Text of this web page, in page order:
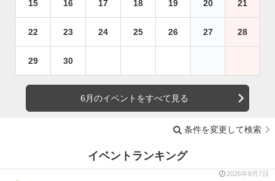
15 16 17 18 19 20 21
22 23 24 25 26 27 28
29 30
6月のイベントをすべて見る
条件を変更して検索
イベントランキング
2026年8月7日